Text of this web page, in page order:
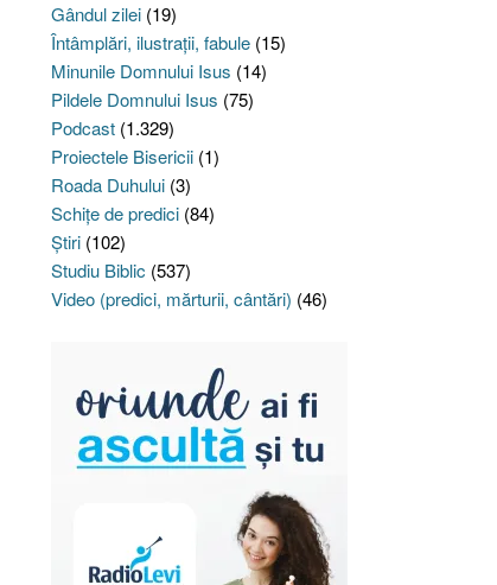
Gândul zilei(19)
Întâmplări, ilustraţii, fabule(15)
Minunile Domnului Isus (14)
Pildele Domnului Isus (75)
Podcast(1.329)
Proiectele Bisericii(1)
Roada Duhului(3)
Schiţe de predici(84)
Ştiri(102)
Studiu Biblic (537)
Video (predici, mărturii, cântări) (46)